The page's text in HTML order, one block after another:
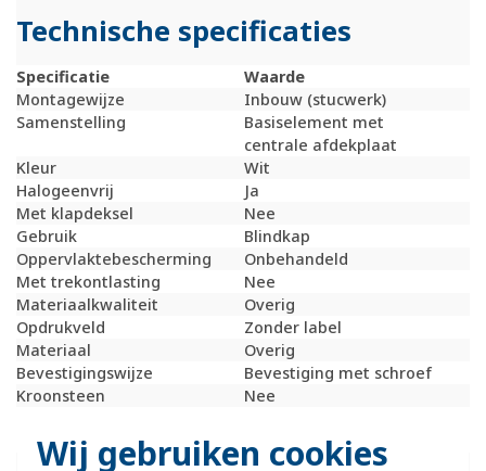
Wij gebruiken cookies
Technische specificaties
Specificatie
Waarde
Montagewijze
Inbouw (stucwerk)
Samenstelling
Basiselement met
centrale afdekplaat
Kleur
Wit
Halogeenvrij
Ja
Met klapdeksel
Nee
Gebruik
Blindkap
Oppervlaktebescherming
Onbehandeld
Met trekontlasting
Nee
Materiaalkwaliteit
Overig
Opdrukveld
Zonder label
Materiaal
Overig
Bevestigingswijze
Bevestiging met schroef
Kroonsteen
Nee
(vergelijkbaar)
Met stofbescherming
Nee